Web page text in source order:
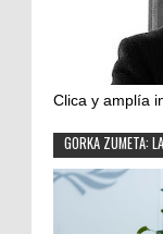
Clica y amplía
GORKA ZUMETA: